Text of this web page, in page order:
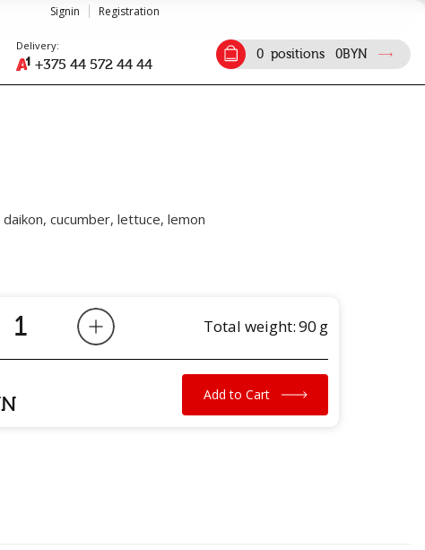
Signin Registration
Delivery:
+375 44 572 44 44
0 positions 0BYN
cucumber, lettuce, lemon
Total weight:90 g
Add to Cart